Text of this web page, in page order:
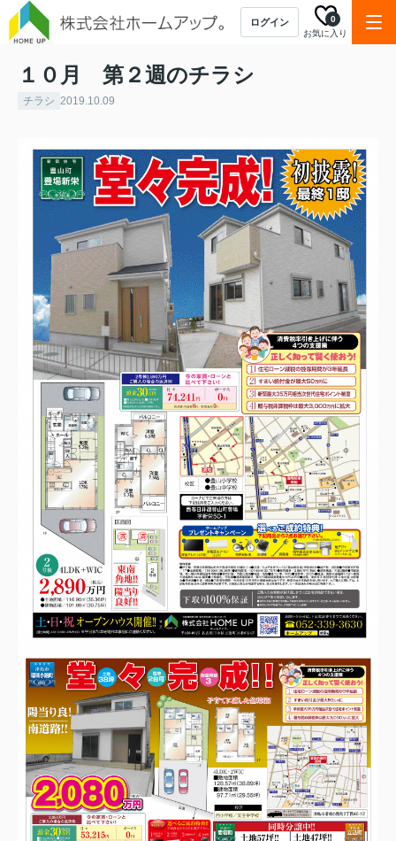
ログイン
お気に入り
0
１０月 第２週のチラシ
チラシ 2019.10.09